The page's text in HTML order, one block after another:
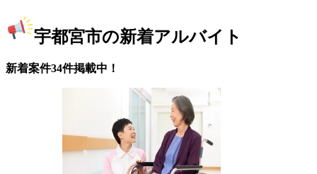
宇都宮市の新着アルバイト
新着案件34件掲載中！